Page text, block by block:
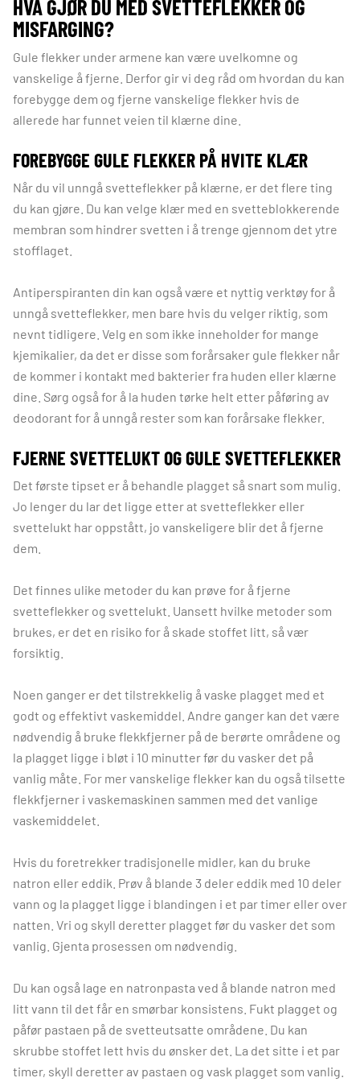
HVA GJØR DU MED SVETTEFLEKKER OG
MISFARGING?
Gule flekker under armene kan være uvelkomne og
vanskelige å fjerne. Derfor gir vi deg råd om hvordan du kan
forebygge dem og fjerne vanskelige flekker hvis de
allerede har funnet veien til klærne dine.
FOREBYGGE GULE FLEKKER PÅ HVITE KLÆR
Når du vil unngå svetteflekker på klærne, er det flere ting
du kan gjøre. Du kan velge klær med en svetteblokkerende
membran som hindrer svetten i å trenge gjennom det ytre
stofflaget.
Antiperspiranten din kan også være et nyttig verktøy for å
unngå svetteflekker, men bare hvis du velger riktig, som
nevnt tidligere. Velg en som ikke inneholder for mange
kjemikalier, da det er disse som forårsaker gule flekker når
de kommer i kontakt med bakterier fra huden eller klærne
dine. Sørg også for å la huden tørke helt etter påføring av
deodorant for å unngå rester som kan forårsake flekker.
FJERNE SVETTELUKT OG GULE SVETTEFLEKKER
Det første tipset er å behandle plagget så snart som mulig.
Jo lenger du lar det ligge etter at svetteflekker eller
svettelukt har oppstått, jo vanskeligere blir det å fjerne
dem.
Det finnes ulike metoder du kan prøve for å fjerne
svetteflekker og svettelukt. Uansett hvilke metoder som
brukes, er det en risiko for å skade stoffet litt, så vær
forsiktig.
Noen ganger er det tilstrekkelig å vaske plagget med et
godt og effektivt vaskemiddel. Andre ganger kan det være
nødvendig å bruke flekkfjerner på de berørte områdene og
la plagget ligge i bløt i 10 minutter før du vasker det på
vanlig måte. For mer vanskelige flekker kan du også tilsette
flekkfjerner i vaskemaskinen sammen med det vanlige
vaskemiddelet.
Hvis du foretrekker tradisjonelle midler, kan du bruke
natron eller eddik. Prøv å blande 3 deler eddik med 10 deler
vann og la plagget ligge i blandingen i et par timer eller over
natten. Vri og skyll deretter plagget før du vasker det som
vanlig. Gjenta prosessen om nødvendig.
Du kan også lage en natronpasta ved å blande natron med
litt vann til det får en smørbar konsistens. Fukt plagget og
påfør pastaen på de svetteutsatte områdene. Du kan
skrubbe stoffet lett hvis du ønsker det. La det sitte i et par
timer, skyll deretter av pastaen og vask plagget som vanlig.